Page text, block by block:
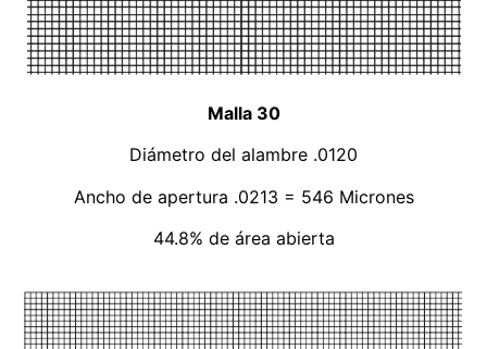
Malla 30
Diámetro del alambre .0120
Ancho de apertura .0213 = 546 Micrones
44.8% de área abierta